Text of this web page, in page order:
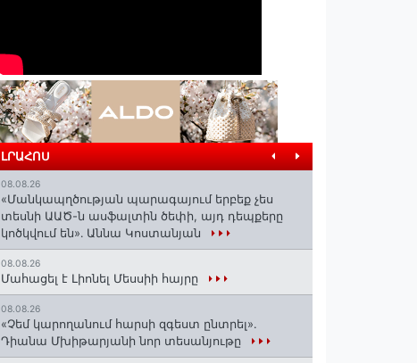
ԼՐԱՀՈՍ
08.08.26
«Մանկապղծության պարագայում երբեք չես
տեսնի ԱԱԾ-ն ասֆալտին ծեփի, այդ դեպքերը
կոծկվում են»․ Աննա Կոստանյան
08.08.26
Մահացել է Լիոնել Մեսսիի հայրը
08.08.26
«Չեմ կարողանում հարսի զգեստ ընտրել».
Դիանա Մխիթարյանի նոր տեսանյութը